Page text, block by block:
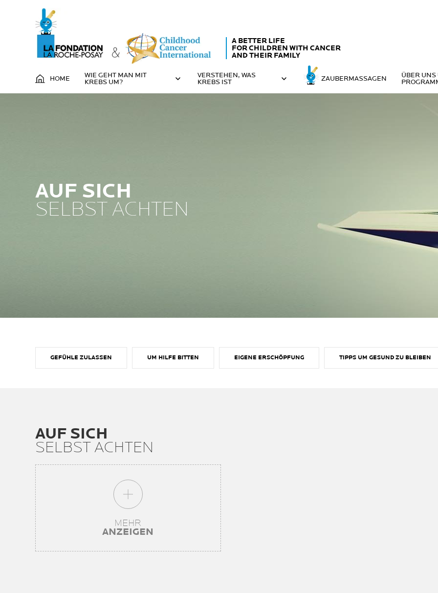
A BETTER LIFE
FOR CHILDREN WITH CANCER
AND THEIR FAMILY
HOME
WIE GEHT MAN MIT
KREBS UM?
VERSTEHEN, WAS
KREBS IST
ZAUBERMASSAGEN
ÜBER
AUF SICH
SELBST ACHTEN​
GEFÜHLE ZULASSEN​ UM HILFE BITTEN​ EIGENE ERSCHÖPFUNG​ TIPPS UM GESUND ZU BLEIBEN
AUF SICH
SELBST ACHTEN​
MEHR
ANZEIGEN​